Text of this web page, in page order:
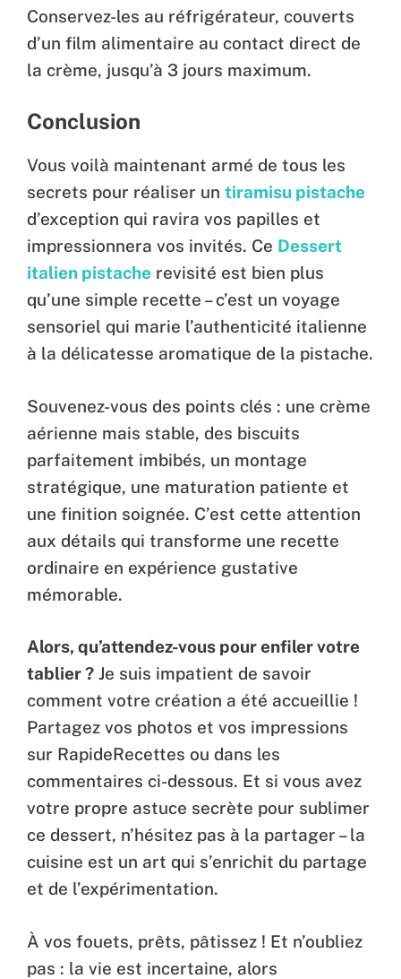
Conservez-les au réfrigérateur, couverts
d’un film alimentaire au contact direct de
la crème, jusqu’à 3 jours maximum.
Conclusion
Vous voilà maintenant armé de tous les
secrets pour réaliser un tiramisu pistache
d’exception qui ravira vos papilles et
impressionnera vos invités. Ce Dessert
italien pistache revisité est bien plus
qu’une simple recette – c’est un voyage
sensoriel qui marie l’authenticité italienne
à la délicatesse aromatique de la pistache.
Souvenez-vous des points clés : une crème
aérienne mais stable, des biscuits
parfaitement imbibés, un montage
stratégique, une maturation patiente et
une finition soignée. C’est cette attention
aux détails qui transforme une recette
ordinaire en expérience gustative
mémorable.
Alors, qu’attendez-vous pour enfiler votre
tablier ? Je suis impatient de savoir
comment votre création a été accueillie !
Partagez vos photos et vos impressions
sur RapideRecettes ou dans les
commentaires ci-dessous. Et si vous avez
votre propre astuce secrète pour sublimer
ce dessert, n’hésitez pas à la partager – la
cuisine est un art qui s’enrichit du partage
et de l’expérimentation.
À vos fouets, prêts, pâtissez ! Et n’oubliez
pas : la vie est incertaine, alors